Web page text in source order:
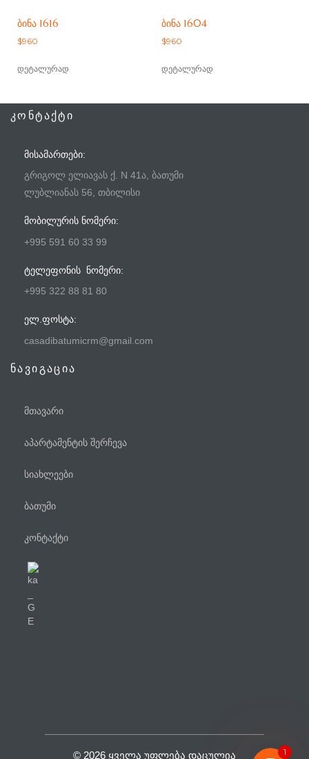
ᲑᲘᲜᲐ 1616
$960
დეტალურად
ᲑᲘᲜᲐ 1604
$960
დეტალურად
ᲙᲝᲜᲢᲐᲥᲢᲘ
ᲛᲘᲡᲐᲛᲐᲠᲗᲔᲑᲘ:
გრიგოლ ელიავას ქ. N 41ა, ბათუმი
ლუბლიანას 56, თბილისი
ᲛᲝᲑᲘᲚᲣᲠᲘᲡ ᲜᲝᲛᲔᲠᲘ:
+995 591 60 33 99
ᲢᲔᲚᲔᲤᲝᲜᲘᲡ ᲜᲝᲛᲔᲠᲘ:
+995 322 88 81 80
ᲔᲚ.ᲤᲝᲡᲢᲐ:
casadibatumicrm@gmail.com
ნავიგაცია
მთავარი
აპარტამენტის შერჩევა
სიახლეები
ბათუმი
კონტაქტი
© 2026 ᲧᲕᲔᲚᲐ ᲣᲤᲚᲔᲑᲐ ᲓᲐᲪᲣᲚᲘᲐ 1